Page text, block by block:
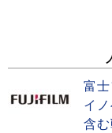
富
イ
含